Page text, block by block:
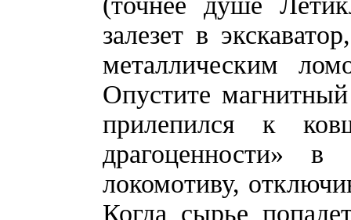
залезет в
металлическим
Опустите
прилепился к
драгоценности»
локомотиву,
Когда сырье